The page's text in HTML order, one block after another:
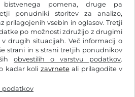
pomena, druge pa
ponudniki storitev za analizo,
prilagojenih vsebin in oglasov. Tretji
po možnosti združijo z drugimi
drugih situacijah. Več informacij o
strani in s strani tretjih ponudnikov
obvestilih o varstvu podatkov.
kadar koli zavrneteali prilagodite v
podatkov
preklicna pravica